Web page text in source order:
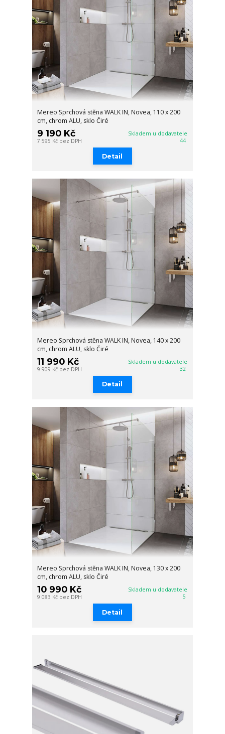
Mereo Sprchová stěna WALK IN, Novea, 110 x 200
cm, chrom ALU, sklo Čiré
9 190 Kč
7 595 Kč bez DPH
Skladem u dodavatele
44
Detail
Mereo Sprchová stěna WALK IN, Novea, 140 x 200
cm, chrom ALU, sklo Čiré
11 990 Kč
9 909 Kč bez DPH
Skladem u dodavatele
32
Detail
Mereo Sprchová stěna WALK IN, Novea, 130 x 200
cm, chrom ALU, sklo Čiré
10 990 Kč
9 083 Kč bez DPH
Skladem u dodavatele
5
Detail